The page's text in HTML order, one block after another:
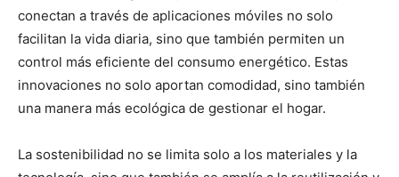
conectan a través de aplicaciones móviles no solo
facilitan la vida diaria, sino que también permiten un
control más eficiente del consumo energético. Estas
innovaciones no solo aportan comodidad, sino también
una manera más ecológica de gestionar el hogar.
La sostenibilidad no se limita solo a los materiales y la